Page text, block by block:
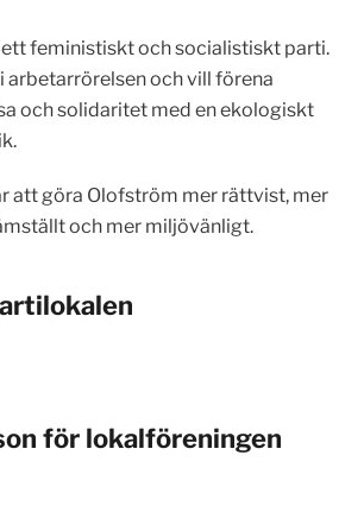
feministiskt och socialistiskt parti.
arbetarrörelsen och vill förena
och solidaritet med en ekologiskt
att göra Olofström mer rättvist, mer
och mer miljövänligt.
för lokalföreningen